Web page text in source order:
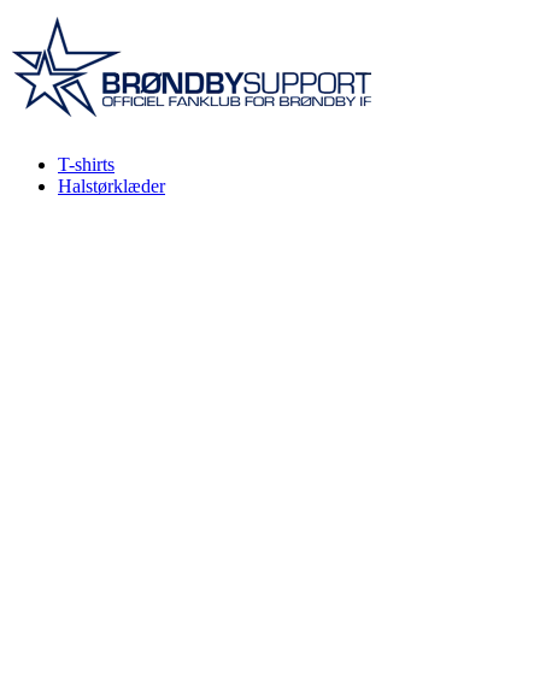
Videre
indhold
T-shirts
Halstørklæder